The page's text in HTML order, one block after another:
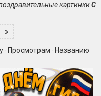
картинкиС
»
· Просмотрам · Названию